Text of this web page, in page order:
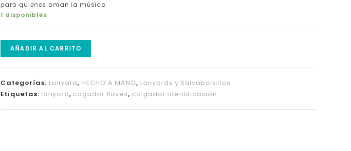
para quienes aman la música.
1 disponibles
AÑADIR AL CARRITO
Categorías: Lanyard, HECHO A MANO, Lanyards y Salvabolsillos
Etiquetas: lanyard, cogador llaves, colgador identificación